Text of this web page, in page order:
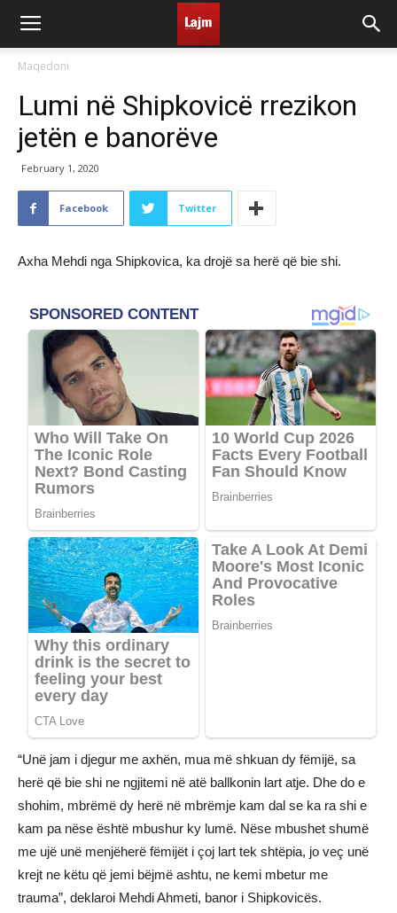
Maqedoni
Lumi në Shipkovicë rrezikon
jetën e banorëve
February 1, 2020
Facebook Twitter
Axha Mehdi nga Shipkovica, ka drojë sa herë që bie shi.
“Unë jam i djegur me axhën, mua më shkuan dy fëmijë, sa
herë që bie shi ne ngjitemi në atë ballkonin lart atje. Dhe do e
shohim, mbrëmë dy herë në mbrëmje kam dal se ka ra shi e
kam pa nëse është mbushur ky lumë. Nëse mbushet shumë
me ujë unë menjëherë fëmijët i çoj lart tek shtëpia, jo veç unë
krejt ne këtu që jemi bëjmë ashtu, ne kemi mbetur me
trauma”, deklaroi Mehdi Ahmeti, banor i Shipkovicës.